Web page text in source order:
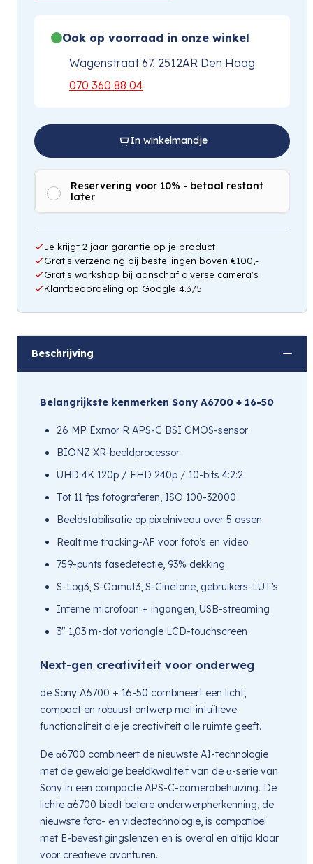
Ook op voorraad in onze winkel
Wagenstraat 67, 2512AR Den Haag
070 360 88 04
In winkelmandje
Reservering voor 10% - betaal restant
later
Je krijgt 2 jaar garantie op je product
Gratis verzending bij bestellingen boven €100,-
Gratis workshop bij aanschaf diverse camera's
Klantbeoordeling op Google 4.3/5
Beschrijving
Belangrijkste kenmerken Sony A6700 + 16-50
26 MP Exmor R APS-C BSI CMOS-sensor
BIONZ XR-beeldprocessor
UHD 4K 120p / FHD 240p / 10-bits 4:2:2
Tot 11 fps fotograferen, ISO 100-32000
Beeldstabilisatie op pixelniveau over 5 assen
Realtime tracking-AF voor foto’s en video
759-punts fasedetectie, 93% dekking
S-Log3, S-Gamut3, S-Cinetone, gebruikers-LUT’s
Interne microfoon + ingangen, USB-streaming
3″ 1,03 m-dot variangle LCD-touchscreen
Next-gen creativiteit voor onderweg
de Sony A6700 + 16-50 combineert een licht,
compact en robuust ontwerp met intuïtieve
functionaliteit die je creativiteit alle ruimte geeft.
De α6700 combineert de nieuwste AI-technologie
met de geweldige beeldkwaliteit van de α-serie van
Sony in een compacte APS-C-camerabehuizing. De
lichte α6700 biedt betere onderwerpherkenning, de
nieuwste foto- en videotechnologie, is compatibel
met E-bevestigingslenzen en is overal en altijd klaar
voor creatieve avonturen.